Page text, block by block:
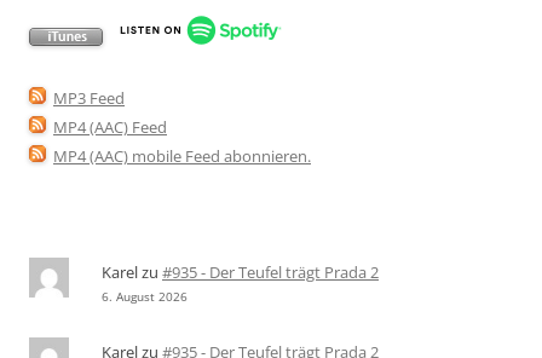
MP3 Feed
MP4 (AAC) Feed
MP4 (AAC) mobile Feed abonnieren.
Karelzu #935 - Der Teufel trägt Prada 2
6. August 2026
Karelzu #935 - Der Teufel trägt Prada 2